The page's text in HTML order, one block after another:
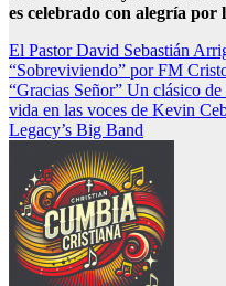
es celebrado con alegría por
Navegación
de
entradas
El Pastor David Sebastián
“Sobreviviendo” por FM
“Gracias Señor” Un clásico
vida en las voces de Kevin
Legacy’s Big Band